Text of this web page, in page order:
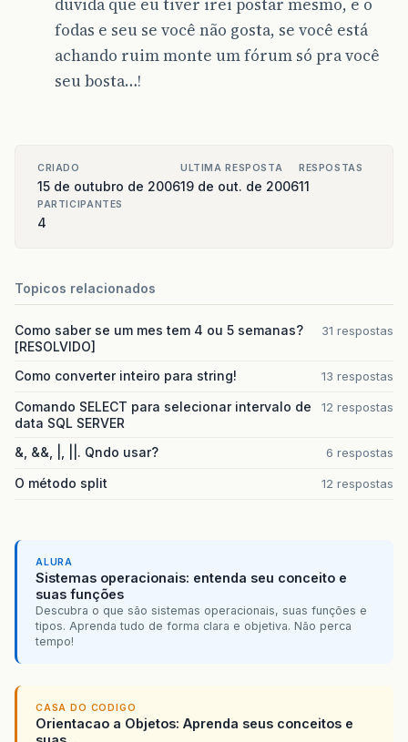
duvida que eu tiver irei postar mesmo, e o
fodas e seu se você não gosta, se você está
achando ruim monte um fórum só pra você
seu bosta…!
CRIADO
15 de outubro de 2006
ULTIMA RESPOSTA
19 de out. de 2006
RESPOSTAS
11
PARTICIPANTES
4
Topicos relacionados
Como saber se um mes tem 4 ou 5 semanas?
[RESOLVIDO]
31 respostas
Como converter inteiro para string! 13 respostas
Comando SELECT para selecionar intervalo de
data SQL SERVER
12 respostas
&, &&, |, ||. Qndo usar? 6 respostas
O método split 12 respostas
ALURA
Sistemas operacionais: entenda seu conceito e
suas funções
Descubra o que são sistemas operacionais, suas funções e
tipos. Aprenda tudo de forma clara e objetiva. Não perca
tempo!
CASA DO CODIGO
Orientacao a Objetos: Aprenda seus conceitos e